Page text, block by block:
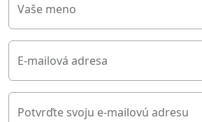
Vaše meno
E-mailová adresa
Potvrďte svoju e-mailovú adresu